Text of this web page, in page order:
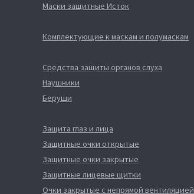
Маски защитные Исток
Комплектующие к маскам и полумаскам
Средства защиты органов слуха
Наушники
Беруши
Защита глаз и лица
Защитные очки открытые
Защитные очки закрытые
Защитные лицевые щитки
Очки закрытые с непрямой вентиляцией